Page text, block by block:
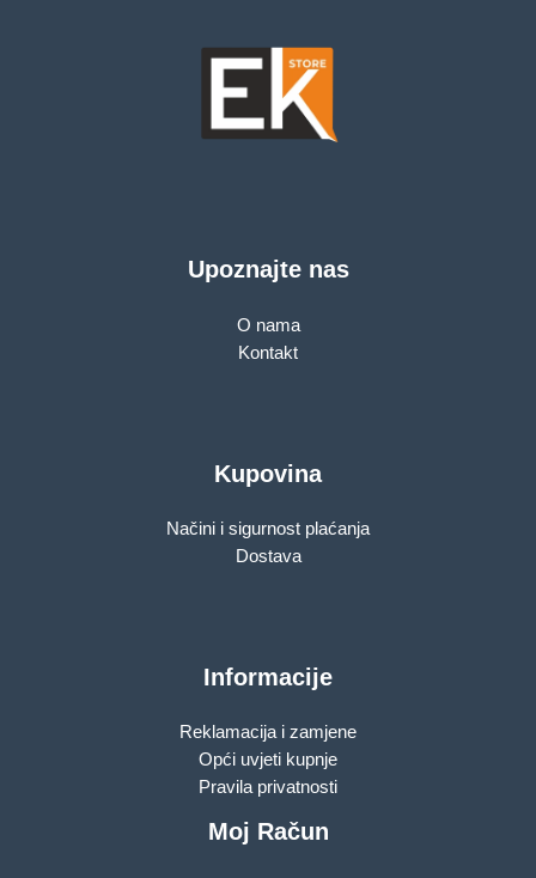
Upoznajte nas
O nama
Kontakt
Kupovina
Načini i sigurnost plaćanja
Dostava
Informacije
Reklamacija i zamjene
Opći uvjeti kupnje
Pravila privatnosti
Moj Račun